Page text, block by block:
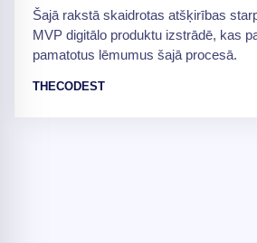
Šajā rakstā skaidrotas atšķirības
MVP digitālo produktu izstrādē, kas
pamatotus lēmumus šajā procesā.
THECODEST